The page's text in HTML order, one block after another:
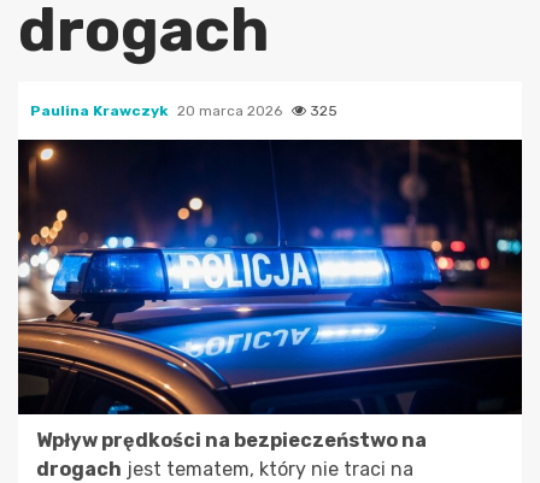
drogach
Paulina Krawczyk 20 marca 2026 325
Wpływ prędkości na bezpieczeństwo na
drogach jest tematem, który nie traci na